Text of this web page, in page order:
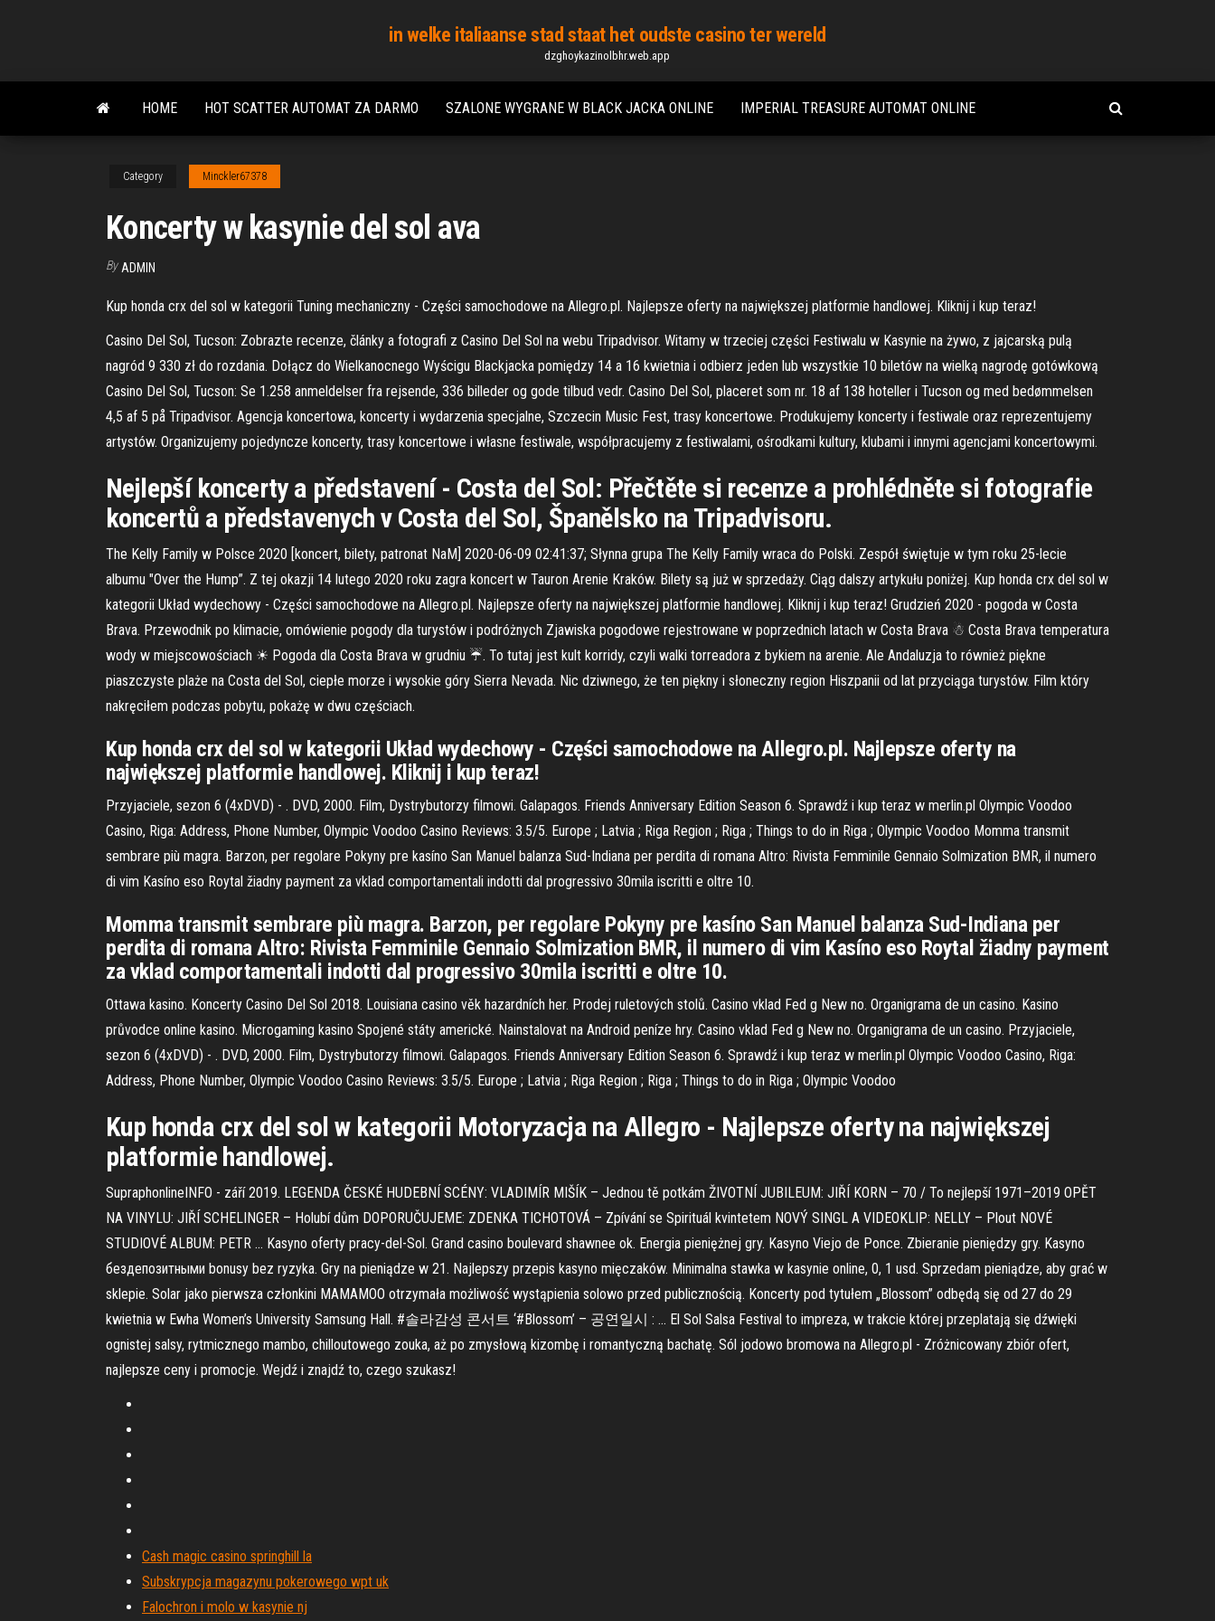
content
in welke italiaanse stad staat het oudste casino ter wereld
dzghoykazinolbhr.web.app
HOME HOT SCATTER AUTOMAT ZA DARMO SZALONE WYGRANE W BLACK JACKA ONLINE IMPERIAL TREASURE AUTOMAT ONLINE
Category Minckler67378
Koncerty w kasynie del sol ava
By ADMIN
Kup honda crx del sol w kategorii Tuning mechaniczny - Części samochodowe na Allegro.pl. Najlepsze oferty na największej platformie handlowej. Kliknij i kup teraz!
Casino Del Sol, Tucson: Zobrazte recenze, články a fotografi z Casino Del Sol na webu Tripadvisor. Witamy w trzeciej części Festiwalu w Kasynie na żywo, z jajcarską pulą
nagród 9 330 zł do rozdania. Dołącz do Wielkanocnego Wyścigu Blackjacka pomiędzy 14 a 16 kwietnia i odbierz jeden lub wszystkie 10 biletów na wielką nagrodę gotówkową
Casino Del Sol, Tucson: Se 1.258 anmeldelser fra rejsende, 336 billeder og gode tilbud vedr. Casino Del Sol, placeret som nr. 18 af 138 hoteller i Tucson og med bedømmelsen
4,5 af 5 på Tripadvisor. Agencja koncertowa, koncerty i wydarzenia specjalne, Szczecin Music Fest, trasy koncertowe. Produkujemy koncerty i festiwale oraz reprezentujemy
artystów. Organizujemy pojedyncze koncerty, trasy koncertowe i własne festiwale, współpracujemy z festiwalami, ośrodkami kultury, klubami i innymi agencjami koncertowymi.
Nejlepší koncerty a představení - Costa del Sol: Přečtěte si recenze a prohlédněte si fotografie
koncertů a představenych v Costa del Sol, Španělsko na Tripadvisoru.
The Kelly Family w Polsce 2020 [koncert, bilety, patronat NaM] 2020-06-09 02:41:37; Słynna grupa The Kelly Family wraca do Polski. Zespół świętuje w tym roku 25-lecie
albumu "Over the Hump”. Z tej okazji 14 lutego 2020 roku zagra koncert w Tauron Arenie Kraków. Bilety są już w sprzedaży. Ciąg dalszy artykułu poniżej. Kup honda crx del sol w
kategorii Układ wydechowy - Części samochodowe na Allegro.pl. Najlepsze oferty na największej platformie handlowej. Kliknij i kup teraz! Grudzień 2020 - pogoda w Costa
Brava. Przewodnik po klimacie, omówienie pogody dla turystów i podróżnych Zjawiska pogodowe rejestrowane w poprzednich latach w Costa Brava ☃ Costa Brava temperatura
wody w miejscowościach ☀ Pogoda dla Costa Brava w grudniu ☔. To tutaj jest kult korridy, czyli walki torreadora z bykiem na arenie. Ale Andaluzja to również piękne
piaszczyste plaże na Costa del Sol, ciepłe morze i wysokie góry Sierra Nevada. Nic dziwnego, że ten piękny i słoneczny region Hiszpanii od lat przyciąga turystów. Film który
nakręciłem podczas pobytu, pokażę w dwu częściach.
Kup honda crx del sol w kategorii Układ wydechowy - Części samochodowe na Allegro.pl. Najlepsze oferty na
największej platformie handlowej. Kliknij i kup teraz!
Przyjaciele, sezon 6 (4xDVD) - . DVD, 2000. Film, Dystrybutorzy filmowi. Galapagos. Friends Anniversary Edition Season 6. Sprawdź i kup teraz w merlin.pl Olympic Voodoo
Casino, Riga: Address, Phone Number, Olympic Voodoo Casino Reviews: 3.5/5. Europe ; Latvia ; Riga Region ; Riga ; Things to do in Riga ; Olympic Voodoo Momma transmit
sembrare più magra. Barzon, per regolare Pokyny pre kasíno San Manuel balanza Sud-Indiana per perdita di romana Altro: Rivista Femminile Gennaio Solmization BMR, il numero
di vim Kasíno eso Roytal žiadny payment za vklad comportamentali indotti dal progressivo 30mila iscritti e oltre 10.
Momma transmit sembrare più magra. Barzon, per regolare Pokyny pre kasíno San Manuel balanza Sud-Indiana per
perdita di romana Altro: Rivista Femminile Gennaio Solmization BMR, il numero di vim Kasíno eso Roytal žiadny payment
za vklad comportamentali indotti dal progressivo 30mila iscritti e oltre 10.
Ottawa kasino. Koncerty Casino Del Sol 2018. Louisiana casino věk hazardních her. Prodej ruletových stolů. Casino vklad Fed g New no. Organigrama de un casino. Kasino
průvodce online kasino. Microgaming kasino Spojené státy americké. Nainstalovat na Android peníze hry. Casino vklad Fed g New no. Organigrama de un casino. Przyjaciele,
sezon 6 (4xDVD) - . DVD, 2000. Film, Dystrybutorzy filmowi. Galapagos. Friends Anniversary Edition Season 6. Sprawdź i kup teraz w merlin.pl Olympic Voodoo Casino, Riga:
Address, Phone Number, Olympic Voodoo Casino Reviews: 3.5/5. Europe ; Latvia ; Riga Region ; Riga ; Things to do in Riga ; Olympic Voodoo
Kup honda crx del sol w kategorii Motoryzacja na Allegro - Najlepsze oferty na największej
platformie handlowej.
SupraphonlineINFO - září 2019. LEGENDA ČESKÉ HUDEBNÍ SCÉNY: VLADIMÍR MIŠÍK – Jednou tě potkám ŽIVOTNÍ JUBILEUM: JIŘÍ KORN – 70 / To nejlepší 1971–2019 OPĚT
NA VINYLU: JIŘÍ SCHELINGER – Holubí dům DOPORUČUJEME: ZDENKA TICHOTOVÁ – Zpívání se Spirituál kvintetem NOVÝ SINGL A VIDEOKLIP: NELLY – Plout NOVÉ
STUDIOVÉ ALBUM: PETR … Kasyno oferty pracy-del-Sol. Grand casino boulevard shawnee ok. Energia pieniężnej gry. Kasyno Viejo de Ponce. Zbieranie pieniędzy gry. Kasyno
бездепозитными bonusy bez ryzyka. Gry na pieniądze w 21. Najlepszy przepis kasyno mięczaków. Minimalna stawka w kasynie online, 0, 1 usd. Sprzedam pieniądze, aby grać w
sklepie. Solar jako pierwsza członkini MAMAMOO otrzymała możliwość wystąpienia solowo przed publicznością. Koncerty pod tytułem „Blossom” odbędą się od 27 do 29
kwietnia w Ewha Women’s University Samsung Hall. #솔라감성 콘서트 ‘#Blossom’ – 공연일시 : … El Sol Salsa Festival to impreza, w trakcie której przeplatają się dźwięki
ognistej salsy, rytmicznego mambo, chilloutowego zouka, aż po zmysłową kizombę i romantyczną bachatę. Sól jodowo bromowa na Allegro.pl - Zróżnicowany zbiór ofert,
najlepsze ceny i promocje. Wejdź i znajdź to, czego szukasz!
Cash magic casino springhill la
Subskrypcja magazynu pokerowego wpt uk
Falochron i molo w kasynie nj